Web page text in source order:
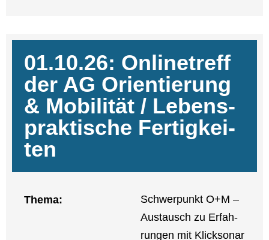
01.10.26: Online­treff
der AG Ori­en­tie­rung
& Mobi­li­tät / Lebens­
prak­ti­sche Fer­tig­kei­
ten
The­ma:
Schwer­punkt O+M –
Aus­tausch zu Erfah­
run­gen mit Klick­so­nar